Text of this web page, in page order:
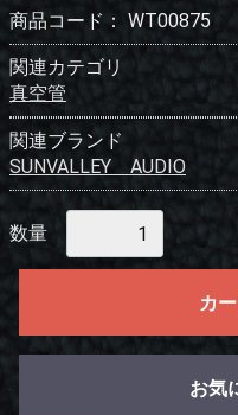
商品コード： WT00875
関連カテゴリ
真空管
関連ブランド
SUNVALLEY AUDIO
数量
カ
お気